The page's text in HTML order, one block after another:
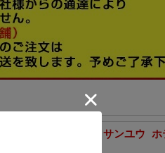
剤 浴室用中性洗剤 サンユウ ホ
2本